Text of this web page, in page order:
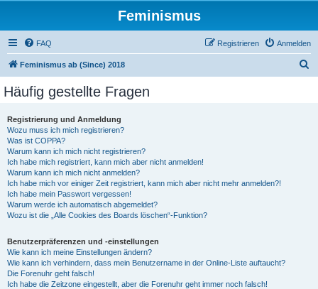
Feminismus
FAQ Anmelden
Registrieren
Feminismus ab (Since) 2018
Häufig gestellte Fragen
Registrierung und Anmeldung
Wozu muss ich mich registrieren?
Was ist COPPA?
Warum kann ich mich nicht registrieren?
Ich habe mich registriert, kann mich aber nicht anmelden!
Warum kann ich mich nicht anmelden?
Ich habe mich vor einiger Zeit registriert, kann mich aber nicht mehr anmelden?!
Ich habe mein Passwort vergessen!
Warum werde ich automatisch abgemeldet?
Wozu ist die „Alle Cookies des Boards löschen“-Funktion?
Benutzerpräferenzen und -einstellungen
Wie kann ich meine Einstellungen ändern?
Wie kann ich verhindern, dass mein Benutzername in der Online-Liste auftaucht?
Die Forenuhr geht falsch!
Ich habe die Zeitzone eingestellt, aber die Forenuhr geht immer noch falsch!